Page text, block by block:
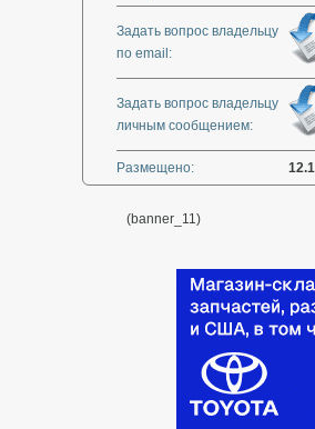
Задать вопрос владельцу
по email:
Задать вопрос владельцу
личным сообщением:
Размещено:
(banner_11)